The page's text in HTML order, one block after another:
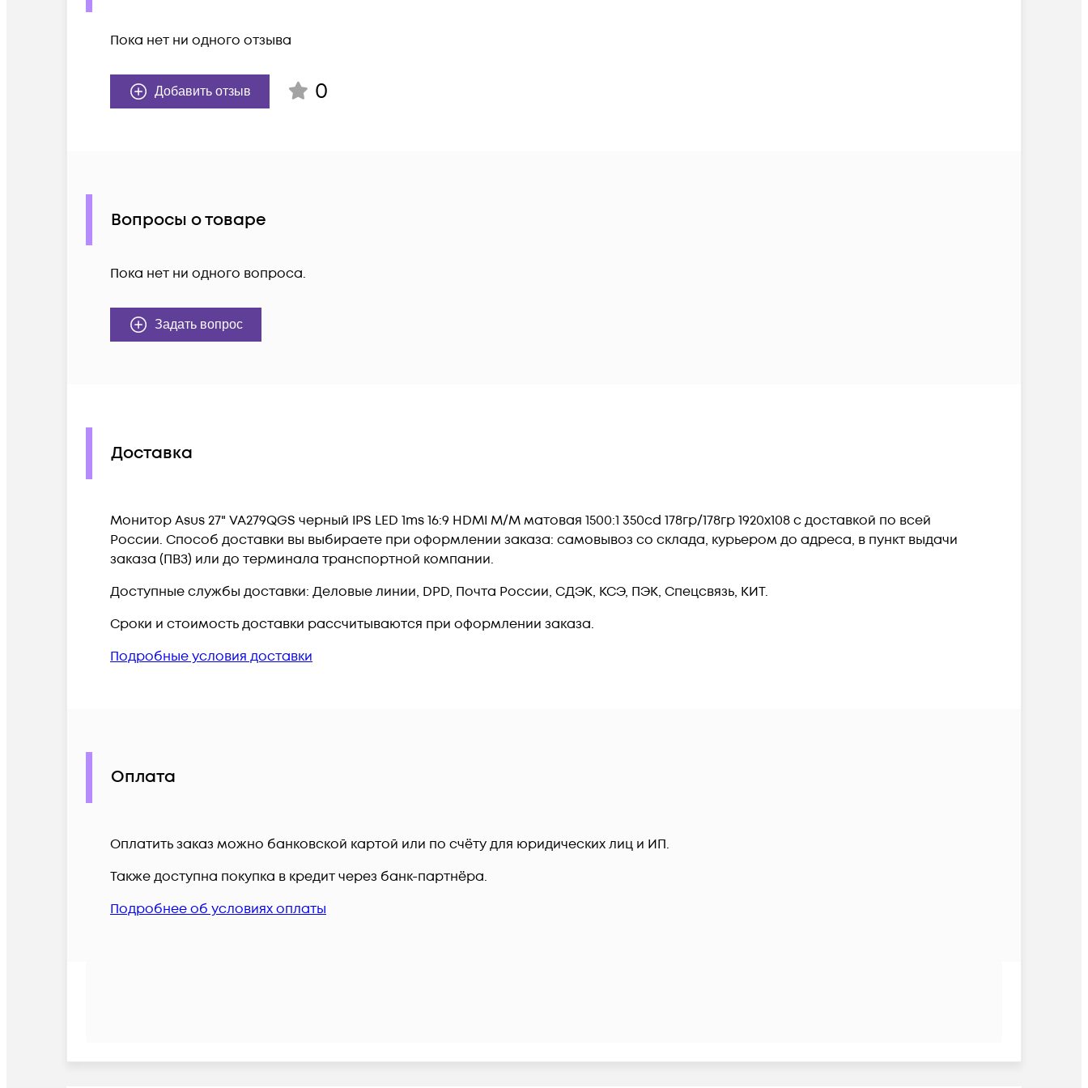
Пока нет ни одного отзыва
Добавить отзыв 0
Вопросы о товаре
Пока нет ни одного вопроса.
Задать вопрос
Доставка
Монитор Asus 27" VA279QGS черный IPS LED 1ms 16:9 HDMI M/M матовая 1500:1 350cd 178гр/178гр 1920x108 c доставкой по всей
России. Способ доставки вы выбираете при оформлении заказа: самовывоз со склада, курьером до адреса, в пункт выдачи
заказа (ПВЗ) или до терминала транспортной компании.
Доступные службы доставки: Деловые линии, DPD, Почта России, СДЭК, КСЭ, ПЭК, Спецсвязь, КИТ.
Сроки и стоимость доставки рассчитываются при оформлении заказа.
Подробные условия доставки
Оплата
Оплатить заказ можно банковской картой или по счёту для юридических лиц и ИП.
Также доступна покупка в кредит через банк-партнёра.
Подробнее об условиях оплаты